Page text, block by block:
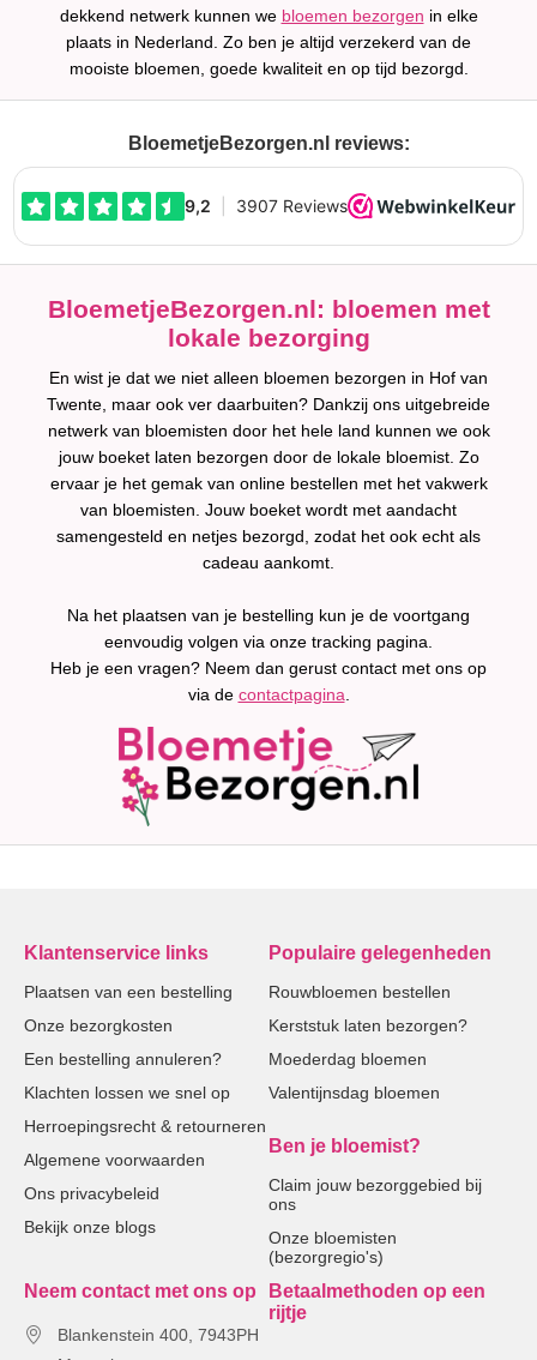
dekkend netwerk kunnen we bloemen bezorgen in elke
plaats in Nederland. Zo ben je altijd verzekerd van de
mooiste bloemen, goede kwaliteit en op tijd bezorgd.
BloemetjeBezorgen.nl reviews:
BloemetjeBezorgen.nl: bloemen met
lokale bezorging
En wist je dat we niet alleen bloemen bezorgen in Hof van
Twente, maar ook ver daarbuiten? Dankzij ons uitgebreide
netwerk van bloemisten door het hele land kunnen we ook
jouw boeket laten bezorgen door de lokale bloemist. Zo
ervaar je het gemak van online bestellen met het vakwerk
van bloemisten. Jouw boeket wordt met aandacht
samengesteld en netjes bezorgd, zodat het ook echt als
cadeau aankomt.
Na het plaatsen van je bestelling kun je de voortgang
eenvoudig volgen via onze tracking pagina.
Heb je een vragen? Neem dan gerust contact met ons op
via de contactpagina
Klantenservice links
Plaatsen van een bestelling
Onze bezorgkosten
Een bestelling annuleren?
Klachten lossen we snel op
Herroepingsrecht & retourneren
Algemene voorwaarden
Ons privacybeleid
Bekijk onze blogs
Populaire gelegenheden
Rouwbloemen bestellen
Kerststuk laten bezorgen?
Moederdag bloemen
Valentijnsdag bloemen
Ben je bloemist?
Claim jouw bezorggebied bij
ons
Onze bloemisten
(bezorgregio's)
Neem contact met ons op
Blankenstein 400, 7943PH
Betaalmethoden op een
rijtje